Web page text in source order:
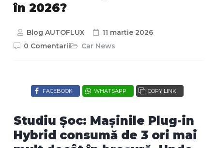
în 2026?
Blog AUTOFLUX
11 martie 2026
0 Comentarii
Car News
FACEBOOK WHATSAPP COPY LINK
Studiu Șoc: Mașinile Plug-in
Hybrid consumă de 3 ori mai